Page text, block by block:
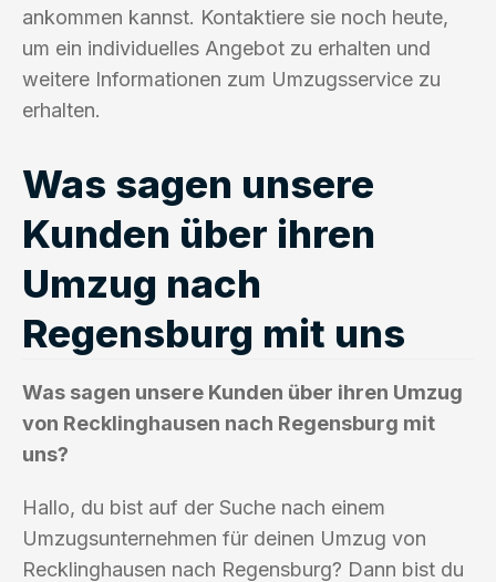
ankommen kannst. Kontaktiere sie noch heute,
um ein individuelles Angebot zu erhalten und
weitere Informationen zum Umzugsservice zu
erhalten.
Was sagen unsere
Kunden über ihren
Umzug nach
Regensburg mit uns
Was sagen unsere Kunden über ihren Umzug
von Recklinghausen nach Regensburg mit
uns?
Hallo, du bist auf der Suche nach einem
Umzugsunternehmen für deinen Umzug von
Recklinghausen nach Regensburg? Dann bist du